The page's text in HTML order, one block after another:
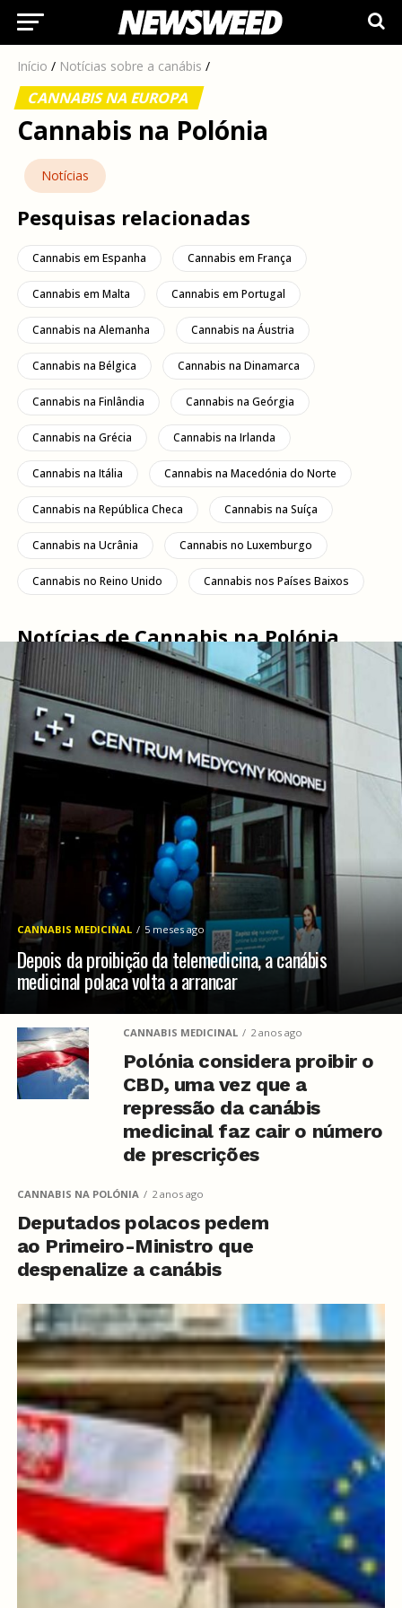
Início / Notícias sobre a canábis /
CANNABIS NA EUROPA
Cannabis na Polónia
Notícias
Pesquisas relacionadas
Cannabis em Espanha Cannabis em França
Cannabis em Malta Cannabis em Portugal
Cannabis na Alemanha Cannabis na Áustria
Cannabis na Bélgica Cannabis na Dinamarca
Cannabis na Finlândia Cannabis na Geórgia
Cannabis na Grécia Cannabis na Irlanda
Cannabis na Itália Cannabis na Macedónia do Norte
Cannabis na República Checa Cannabis na Suíça
Cannabis na Ucrânia Cannabis no Luxemburgo
Cannabis no Reino Unido Cannabis nos Países Baixos
Notícias de Cannabis na Polónia
CANNABIS MEDICINAL 5 meses ago
Depois da proibição da telemedicina, a canábis
medicinal polaca volta a arrancar
CANNABIS MEDICINAL 2 anos ago
Polónia considera proibir o
CBD, uma vez que a
repressão da canábis
medicinal faz cair o número
de prescrições
CANNABIS NA POLÓNIA 2 anos ago
Deputados polacos pedem
ao Primeiro-Ministro que
despenalize a canábis